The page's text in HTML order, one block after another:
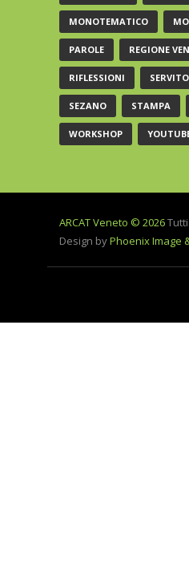
MONOTEMATICO
PAROLE REGIONE
RIFLESSIONI
SEZANO STAMPA
WORKSHOP
ARCAT Veneto © 2026
Design byPhoenix Image